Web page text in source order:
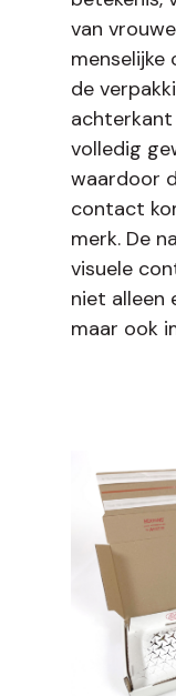
van
menselijke
de
achterkant
volledig
waardoor
contact
merk. De
visuele
niet alleen
maar ook